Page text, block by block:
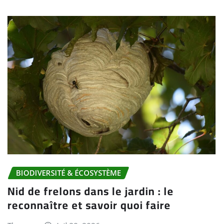
BIODIVERSITÉ & ÉCOSYSTÈME
Nid de frelons dans le jardin : le
reconnaître et savoir quoi faire